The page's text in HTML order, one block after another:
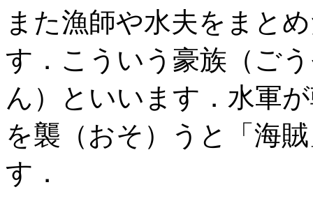
また漁師や水夫をまと
す．こういう豪族（ご
ん）といいます．水軍
を襲（おそ）うと「海
す．